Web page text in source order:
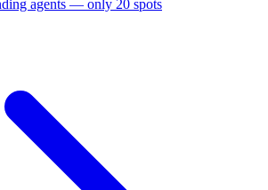
agents — only 20 spots